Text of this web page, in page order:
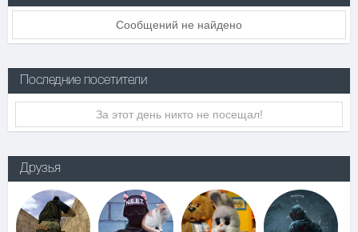
Сообщений не найдено
Последние посетители
За этот день никто не посещал!
Друзья